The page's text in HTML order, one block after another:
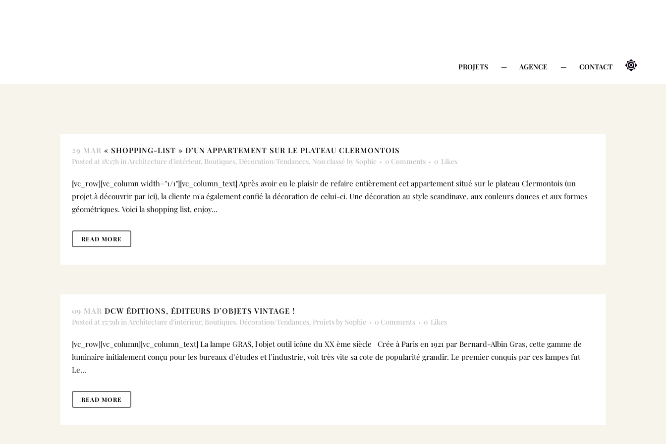
PROJETS — AGENCE — CONTACT
29 MAR « SHOPPING-LIST » D’UN APPARTEMENT SUR LE PLATEAU CLERMONTOIS
Posted at 18:17h inArchitecture d'intérieur, Boutiques, Décoration/Tendances, Non classé by Sophie 0 Comments 0 Likes
[vc_row][vc_column width="1/1"][vc_column_text] Après avoir eu le plaisir de refaire entièrement cet appartement situé sur le plateau Clermontois (un
projet à découvrir par ici), la cliente m'a également confié la décoration de celui-ci. Une décoration au style scandinave, aux couleurs douces et aux formes
géométriques. Voici la shopping list, enjoy...
READ MORE
09 MAR DCW ÉDITIONS, ÉDITEURS D’OBJETS VINTAGE !
Posted at 15:59h inArchitecture d'intérieur, Boutiques, Décoration/Tendances, Projetsby Sophie 0 Comments 0 Likes
[vc_row][vc_column][vc_column_text] La lampe GRAS, l'objet outil icône du XX ème siècle Crée à Paris en 1921 par Bernard-Albin Gras, cette gamme de
luminaire initialement conçu pour les bureaux d’études et l’industrie, voit très vite sa cote de popularité grandir. Le premier conquis par ces lampes fut
Le...
READ MORE